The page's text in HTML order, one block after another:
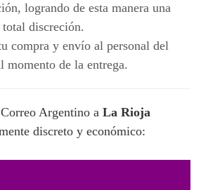
logrando de esta manera una
total discreción.
compra y envío al personal del
momento de la entrega.
Argentino a La Rioja
discreto y económico: